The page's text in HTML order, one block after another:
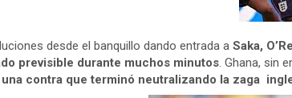
desde el banquillo dando entrada a Saka,
previsible durante muchos minutos. Ghana, sin
contra que terminó neutralizando la zaga